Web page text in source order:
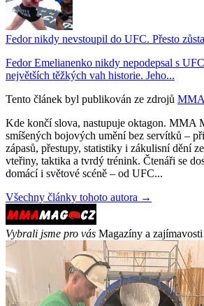
Fedor nikdy nevstoupil do UFC. Přesto
Fedor Emelianenko nikdy nepodepsal s
největších těžkých vah historie. Jeho...
Tento článek byl publikován ze zdrojů
Kde končí slova, nastupuje oktagon. MMA
smíšených bojových umění bez servítků –
zápasů, přestupy, statistiky i zákulisní dění
vteřiny, taktika a tvrdý trénink. Čtenáři se
domácí i světové scéně – od UFC...
Všechny články tohoto autora →
Vybrali jsme pro vás Magazíny a zajímavosti